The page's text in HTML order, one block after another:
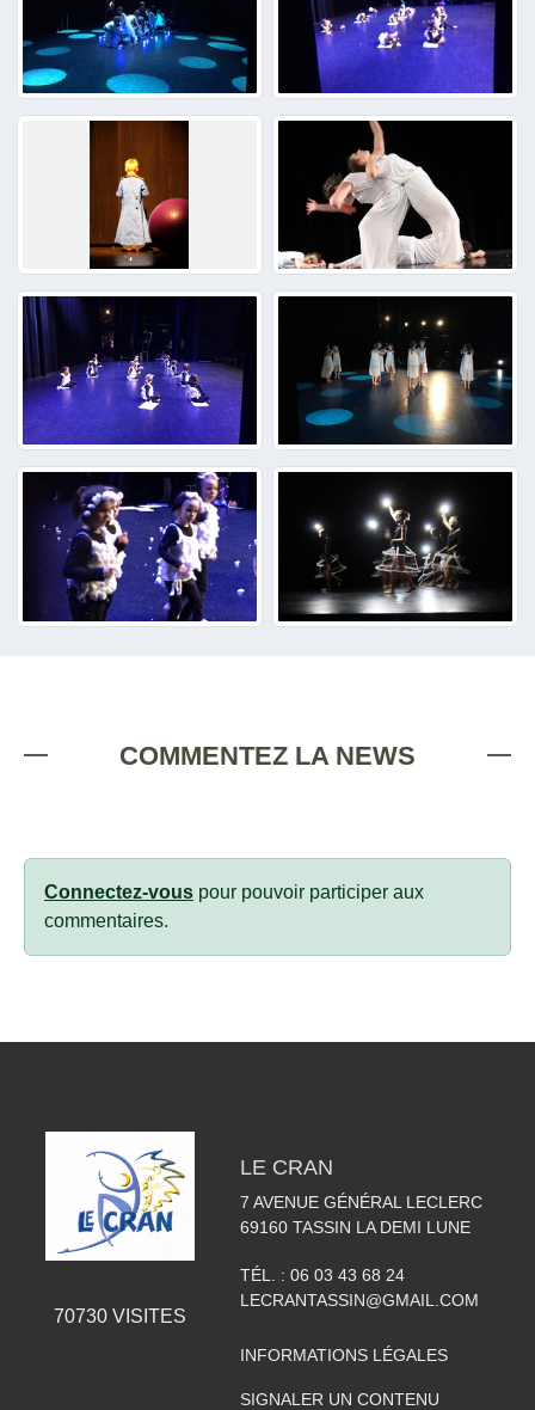
COMMENTEZ LA NEWS
Connectez-vous pour pouvoir participer aux
commentaires.
70730VISITES
LE CRAN
7 AVENUE GÉNÉRAL LECLERC
69160 TASSIN LA DEMI LUNE
TÉL. : 06 03 43 68 24
LECRANTASSIN@GMAIL.COM
INFORMATIONS LÉGALES
SIGNALER UN CONTENU